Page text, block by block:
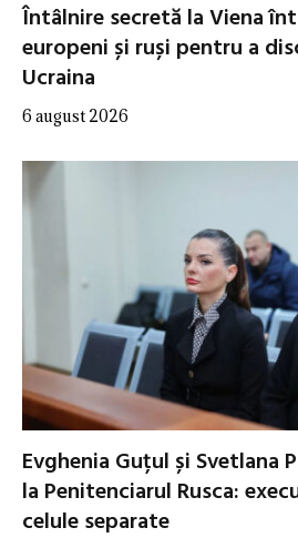
Întâlnire secretă la Viena
europeni și ruși pentru a
Ucraina
6 august 2026
Evghenia Guțul și Svetlana
la Penitenciarul Rusca:
celule separate